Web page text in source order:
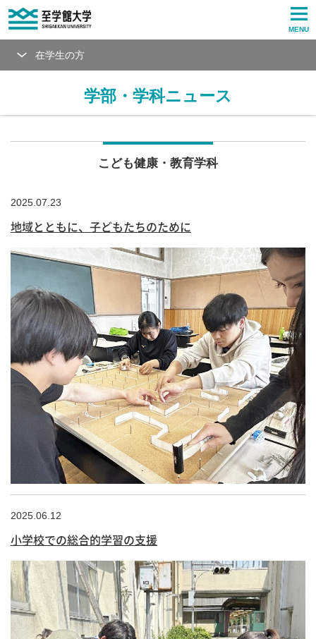
MENU
在学生の方
学部・学科ニュース
こども健康・教育学科
2025.07.23
地域とともに、子どもたちのために
2025.06.12
小学校での総合的学習の支援